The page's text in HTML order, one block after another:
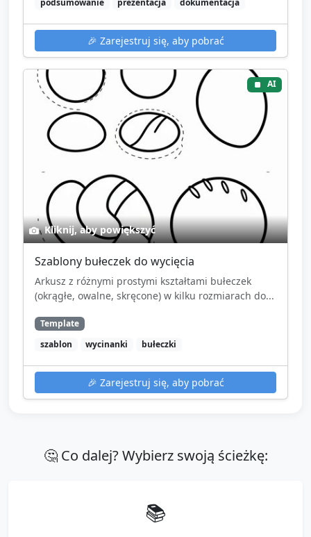
podsumowanie prezentacja dokumentacja
🎉 Zarejestruj się, aby pobrać
AI
Kliknij, aby powiększyć
Szablony bułeczek do wycięcia
Arkusz z różnymi prostymi kształtami bułeczek
(okrągłe, owalne, skręcone) w kilku rozmiarach do...
Template
szablon
wycinanki bułeczki
🎉 Zarejestruj się, aby pobrać
🤔 Co dalej? Wybierz swoją ścieżkę:
📚